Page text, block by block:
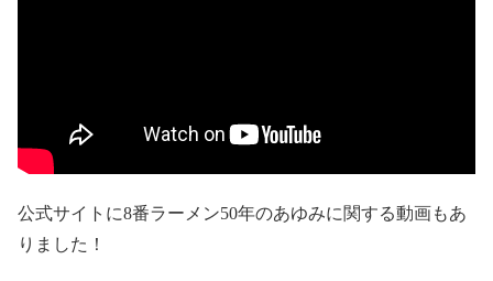
公式サイトに8番ラーメン50年のあゆみに関する動画もあ
りました！